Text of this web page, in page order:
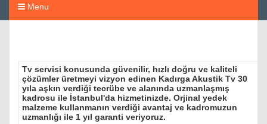
Menu
Tv servisi konusunda güvenilir, hızlı doğru ve kaliteli
çözümler üretmeyi vizyon edinen Kadırga Akustik Tv 30
yıla aşkın verdiği tecrübe ve alanında uzmanlaşmış
kadrosu ile İstanbul'da hizmetinizde. Orjinal yedek
malzeme kullanmanın verdiği avantaj ve kadromuzun
uzmanlığı ile 1 yıl garanti veriyoruz.